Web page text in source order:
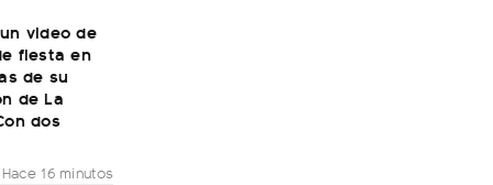
video de
fiesta en
de su
de La
dos
Hace 16 minutos